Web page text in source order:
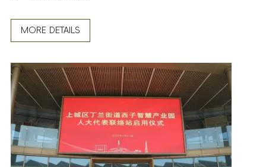
MORE DETAILS